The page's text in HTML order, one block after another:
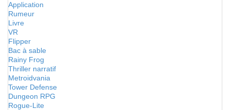
Application
Rumeur
Livre
VR
Flipper
Bac à sable
Rainy Frog
Thriller narratif
Metroidvania
Tower Defense
Dungeon RPG
Rogue-Lite